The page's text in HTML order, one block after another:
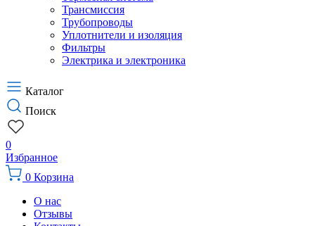
Трансмиссия
Трубопроводы
Уплотнители и изоляция
Фильтры
Электрика и электроника
Каталог
Поиск
0
Избранное
0 Корзина
О нас
Отзывы